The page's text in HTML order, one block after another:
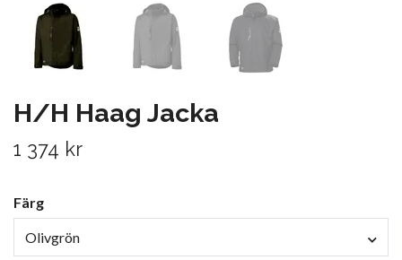
H/H Haag Jacka
1 374 kr
Färg
Olivgrön